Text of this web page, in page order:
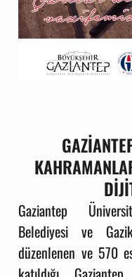
Gaziantep
Belediyesi ve
düzenlenen ve 570